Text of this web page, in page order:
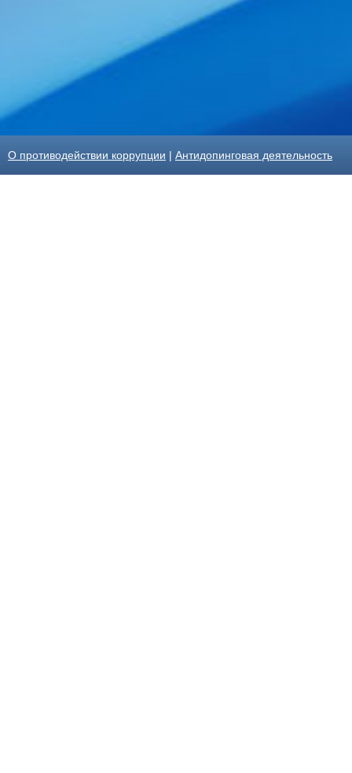
О противодействии коррупции | Антидопинговая деятельность